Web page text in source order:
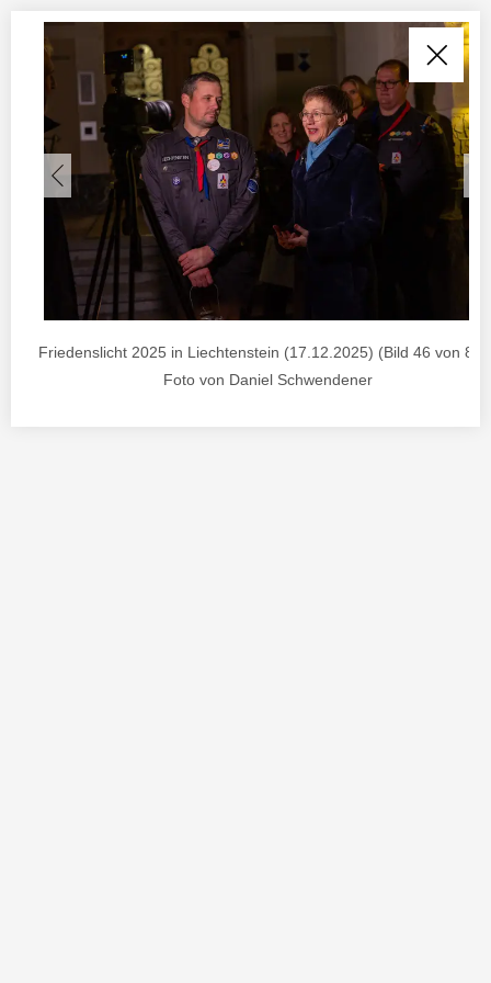
Friedenslicht 2025 in Liechtenstein (17.12.2025) (Bild 46 von 85)
Foto von Daniel Schwendener